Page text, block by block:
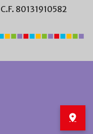
C.F. 80131910582